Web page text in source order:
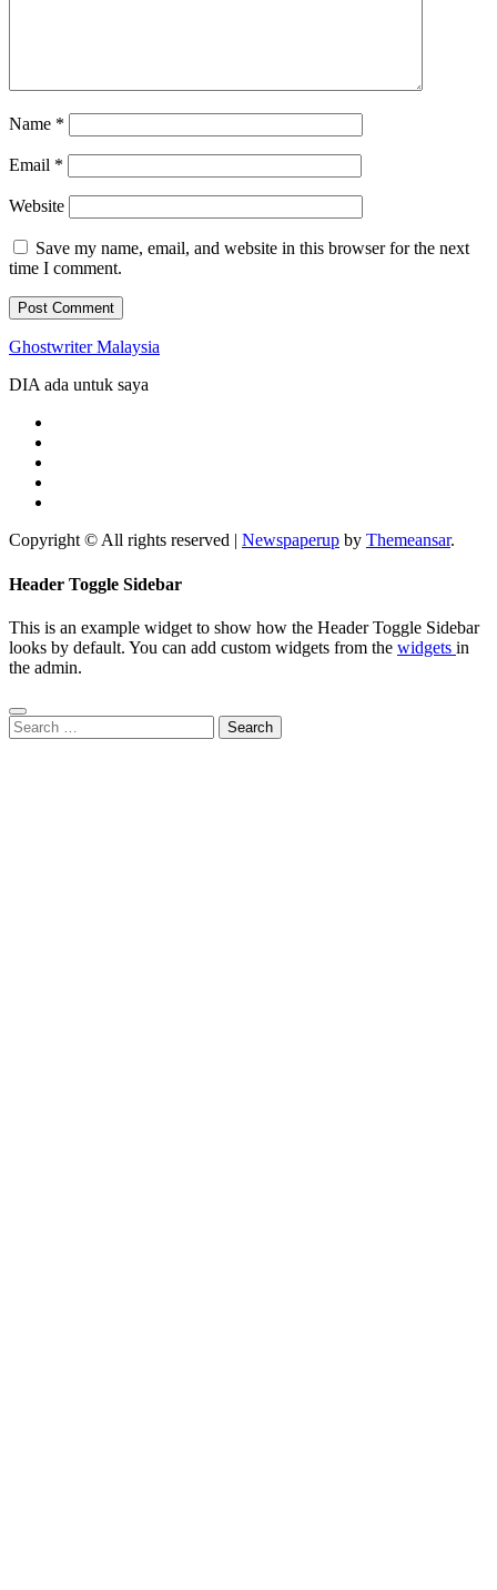
Name *
Email *
Website
Save my name, email, and website in this browser for the next
time I comment.
Ghostwriter Malaysia
DIA ada untuk saya
Copyright © All rights reserved Newspaperup by Themeansar.
Header Toggle Sidebar
This is an example widget to show how the Header Toggle Sidebar
looks by default. You can add custom widgets from the widgets in
the admin.
Search
for: